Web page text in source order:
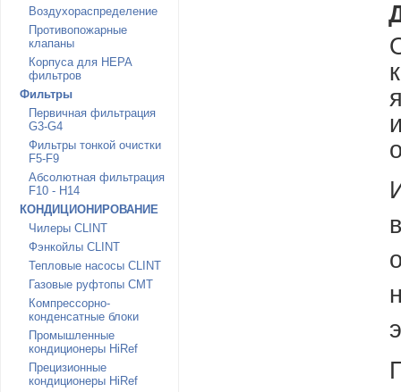
Воздухораспределение
Противопожарные
клапаны
Корпуса для HEPA
фильтров
Фильтры
Первичная фильтрация
G3-G4
Фильтры тонкой очистки
F5-F9
Абсолютная фильтрация
F10 - H14
КОНДИЦИОНИРОВАНИЕ
Чилеры CLINT
Фэнкойлы CLINT
Тепловые насосы CLINT
Газовые руфтопы CMT
Компрессорно-
конденсатные блоки
Промышленные
кондиционеры HiRef
Прецизионные
кондиционеры HiRef